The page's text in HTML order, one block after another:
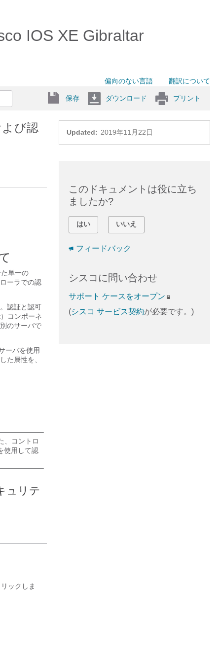
IOS XE Gibraltar
偏向のない言語 翻訳について
保存 ダウンロード プリント
Updated: 2019年11月22日
び認
単一の
ーラでの認
認証と認可
コンポーネ
のサーバで
ーバを使用
た属性を、
、コントロ
使用して認
ュリテ
ックしま
このドキュメントは役に立ち
ましたか?
はい いいえ
フィードバック
シスコに問い合わせ
サポート ケースをオープン
(シスコ サービス契約が必要です。)